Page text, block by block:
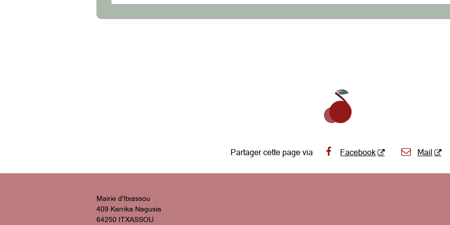
Partager cette page via Facebook Mail
Mairie d'Itxassou
409 Karrika Nagusia
64250 ITXASSOU